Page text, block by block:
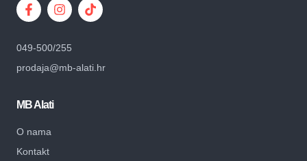
049-500/255
prodaja@mb-alati.hr
MB Alati
O nama
Kontakt